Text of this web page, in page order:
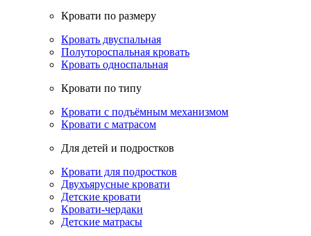
Кровати по размеру
Кровать двуспальная
Полутороспальная кровать
Кровать односпальная
Кровати по типу
Кровати с подъёмным механизмом
Кровати с матрасом
Для детей и подростков
Кровати для подростков
Двухъярусные кровати
Детские кровати
Кровати-чердаки
Детские матрасы